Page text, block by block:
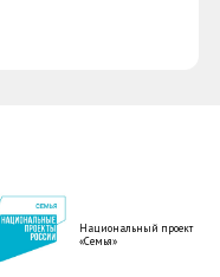
Национальный проект
«Семья»